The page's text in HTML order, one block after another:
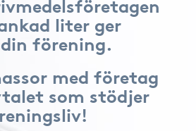
liter ger
förening.
med företag
som stödjer